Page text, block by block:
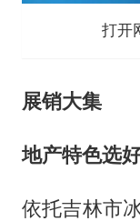
打开
展销大集
地产特色选
依托吉林市